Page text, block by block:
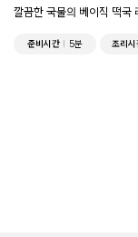
깔끔한 국물의 베이직 떡국
준비시간 5분 조리시